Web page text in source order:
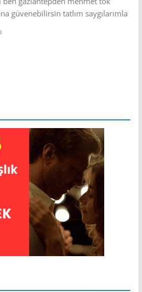
güvenebilirsin tatlım saygılarımla